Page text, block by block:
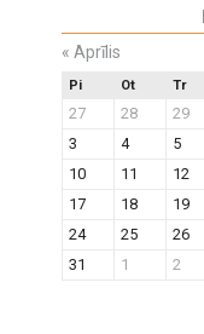
« Aprīlis
Pi Ot Tr
27 28 29
3
4 5
10
11 12
17
18 19
24
25 26
31
1 2